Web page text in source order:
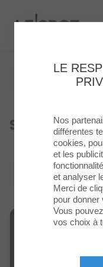
Le Spot
Menu
Enseignes
Services
Toutes les
LE
Nos
différentes
cookies,
et les
et analyser
Merci de
pour donner
Vous
vos choix à